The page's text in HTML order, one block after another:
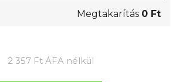
Megtakarítás 0 Ft
2 357 Ft ÁFA nélkül